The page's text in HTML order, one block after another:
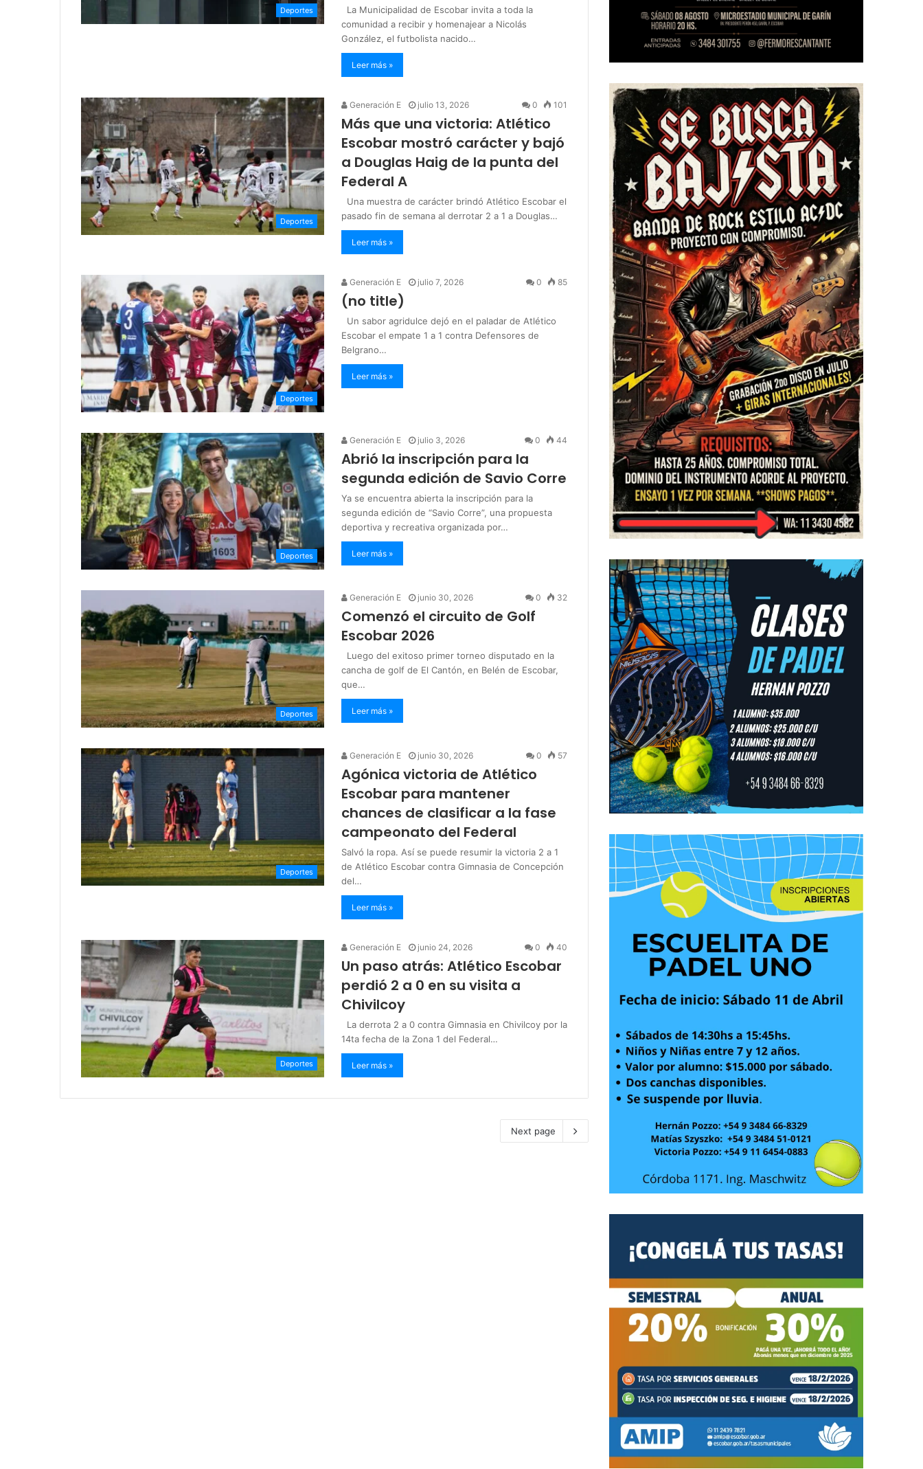
Deportes
La Municipalidad de Escobar invita a toda la
comunidad a recibir y homenajear a Nicolás
González, el futbolista nacido…
Leer más »
Deportes
Generación E julio 13, 2026 0 101
Más que una victoria: Atlético
Escobar mostró carácter y bajó
a Douglas Haig de la punta del
Federal A
Una muestra de carácter brindó Atlético Escobar el
pasado fin de semana al derrotar 2 a 1 a Douglas…
Leer más »
Deportes
Generación E julio 7, 2026 0 85
(no title)
Un sabor agridulce dejó en el paladar de Atlético
Escobar el empate 1 a 1 contra Defensores de
Belgrano…
Leer más »
Deportes
Generación E julio 3, 2026 0 44
Abrió la inscripción para la
segunda edición de Savio Corre
Ya se encuentra abierta la inscripción para la
segunda edición de “Savio Corre”, una propuesta
deportiva y recreativa organizada por…
Leer más »
Deportes
Generación E junio 30, 2026 0 32
Comenzó el circuito de Golf
Escobar 2026
Luego del exitoso primer torneo disputado en la
cancha de golf de El Cantón, en Belén de Escobar,
que…
Leer más »
Deportes
Generación E junio 30, 2026 0 57
Agónica victoria de Atlético
Escobar para mantener
chances de clasificar a la fase
campeonato del Federal
Salvó la ropa. Así se puede resumir la victoria 2 a 1
de Atlético Escobar contra Gimnasia de Concepción
del…
Leer más »
Deportes
Generación E junio 24, 2026 0 40
Un paso atrás: Atlético Escobar
perdió 2 a 0 en su visita a
Chivilcoy
La derrota 2 a 0 contra Gimnasia en Chivilcoy por la
14ta fecha de la Zona 1 del Federal…
Leer más »
Next page